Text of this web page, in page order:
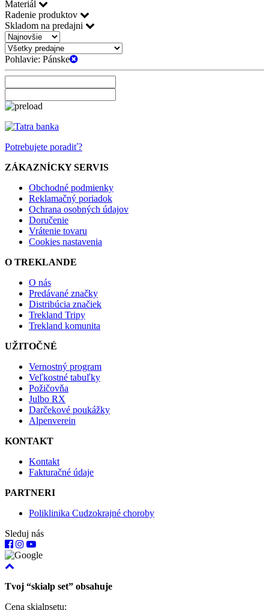
Materiál
Radenie produktov
Skladom na predajni
Pohlavie: Pánske
Potrebujete poradiť?
ZÁKAZNÍCKY SERVIS
Obchodné podmienky
Reklamačný poriadok
Ochrana osobných údajov
Doručenie
Vrátenie tovaru
Cookies nastavenia
O TREKLANDE
O nás
Predávané značky
Distribúcia značiek
Trekland Tripy
Trekland komunita
UŽITOČNÉ
Vernostný program
Veľkostné tabuľky
Požičovňa
Julbo RX
Darčekové poukážky
Alpenverein
KONTAKT
Kontakt
Fakturačné údaje
PARTNERI
Poliklinika Cudzokrajné choroby
Sleduj nás
Tvoj “skialp set” obsahuje
Cena skialpsetu: